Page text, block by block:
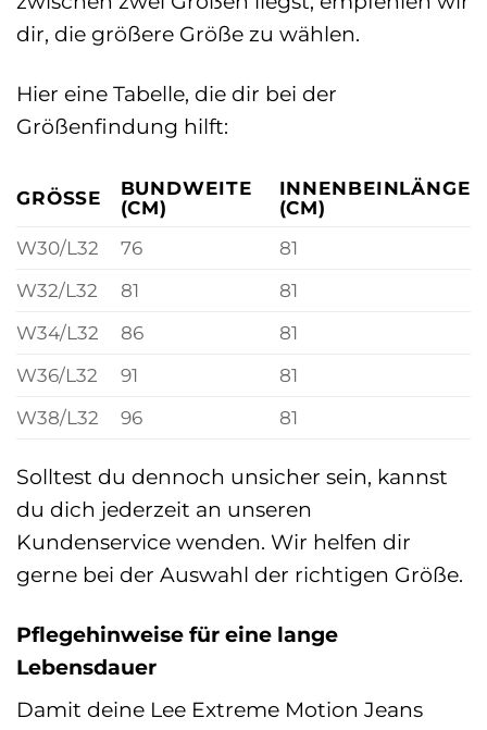
dir, die größere Größe zu wählen.
Hier eine Tabelle, die dir bei der
Größenfindung hilft:
GRÖSSE
BUNDWEITE
(CM)
INNENBEINLÄNGE
(CM)
W30/L32
76
81
W32/L32
81
81
W34/L32
86
81
W36/L32
91
81
W38/L32
96 81
Solltest du dennoch unsicher sein, kannst
du dich jederzeit an unseren
Kundenservice wenden. Wir helfen dir
gerne bei der Auswahl der richtigen Größe.
Pflegehinweise für eine lange
Lebensdauer
Damit deine Lee Extreme Motion Jeans